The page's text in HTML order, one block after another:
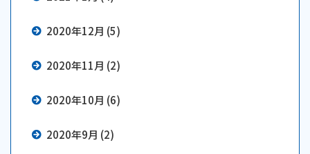
2020年12月 (5)
2020年11月 (2)
2020年10月 (6)
2020年9月 (2)